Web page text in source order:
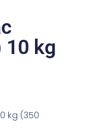
10 kg
kg (350